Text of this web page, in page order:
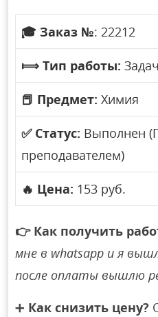
🎓 Заказ №: 22212
⟾ Тип работы:
📕 Предмет: Химия
✅ Статус: Выполнен
преподавателем)
🔥 Цена: 153 руб.
👉 Как получить
мне в whatsapp и я
после оплаты вышлю
➕ Как снизить цену?